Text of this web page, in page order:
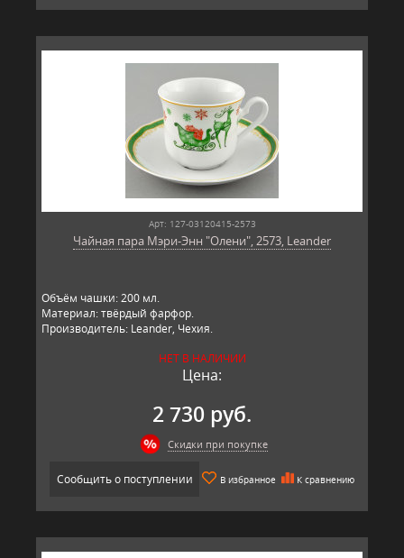
Арт: 127-03120415-2573
Чайная пара Мэри-Энн "Олени", 2573, Leander
Объём чашки: 200 мл.
Материал: твёрдый фарфор.
Производитель: Leander, Чехия.
НЕТ В НАЛИЧИИ
Цена:
2 730 руб.
Скидки при покупке
Сообщить о поступлении В избранное К сравнению